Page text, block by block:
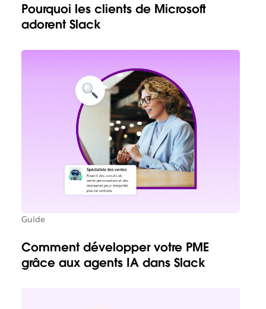
Pourquoi les clients de Microsoft
adorent Slack
Guide
Comment développer votre PME
grâce aux agents IA dans Slack